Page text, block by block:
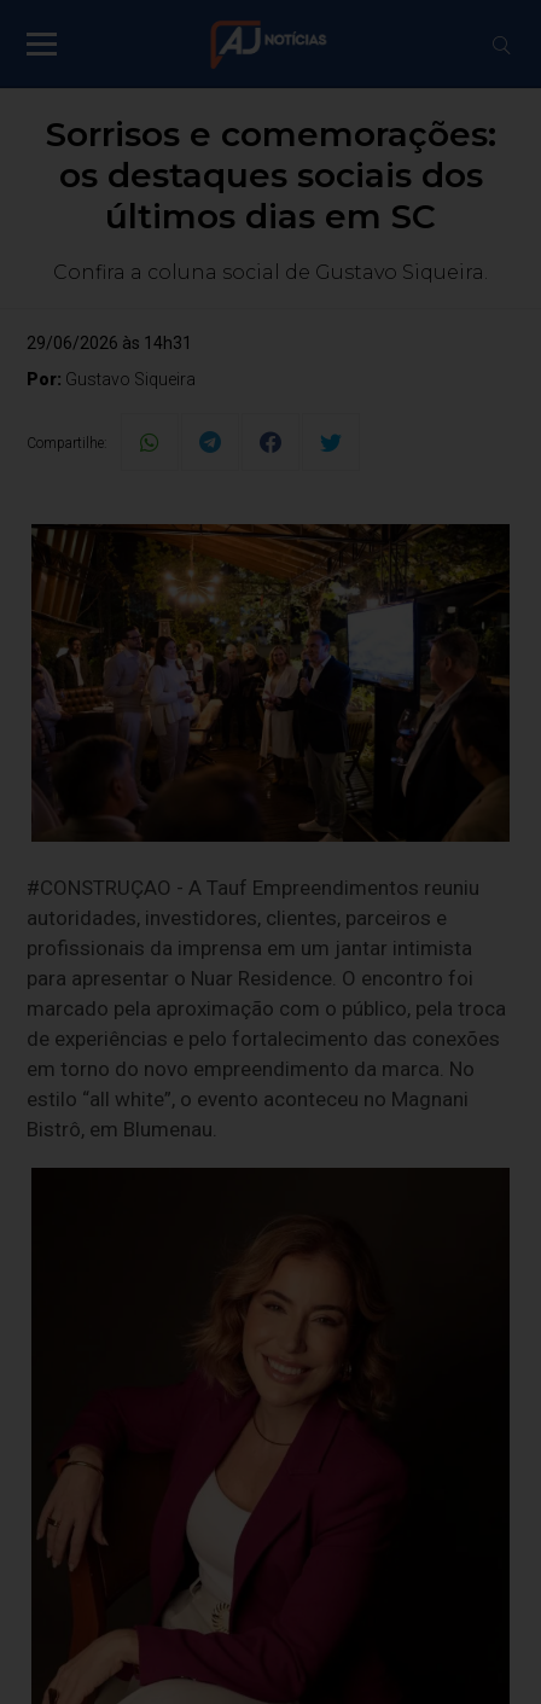
Sorrisos e comemorações:
os destaques sociais dos
últimos dias em SC
Confira a coluna social de Gustavo Siqueira.
29/06/2026 às 14h31
Por: Gustavo Siqueira
Compartilhe:
#CONSTRUÇAO - A Tauf Empreendimentos reuniu
autoridades, investidores, clientes, parceiros e
profissionais da imprensa em um jantar intimista
para apresentar o Nuar Residence. O encontro foi
marcado pela aproximação com o público, pela troca
de experiências e pelo fortalecimento das conexões
em torno do novo empreendimento da marca. No
estilo “all white”, o evento aconteceu no Magnani
Bistrô, em Blumenau.